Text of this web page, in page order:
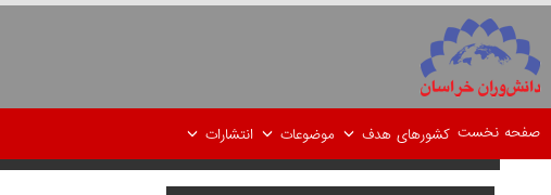
صفحه نخست کشورهای هدف موضوعات انتشارات